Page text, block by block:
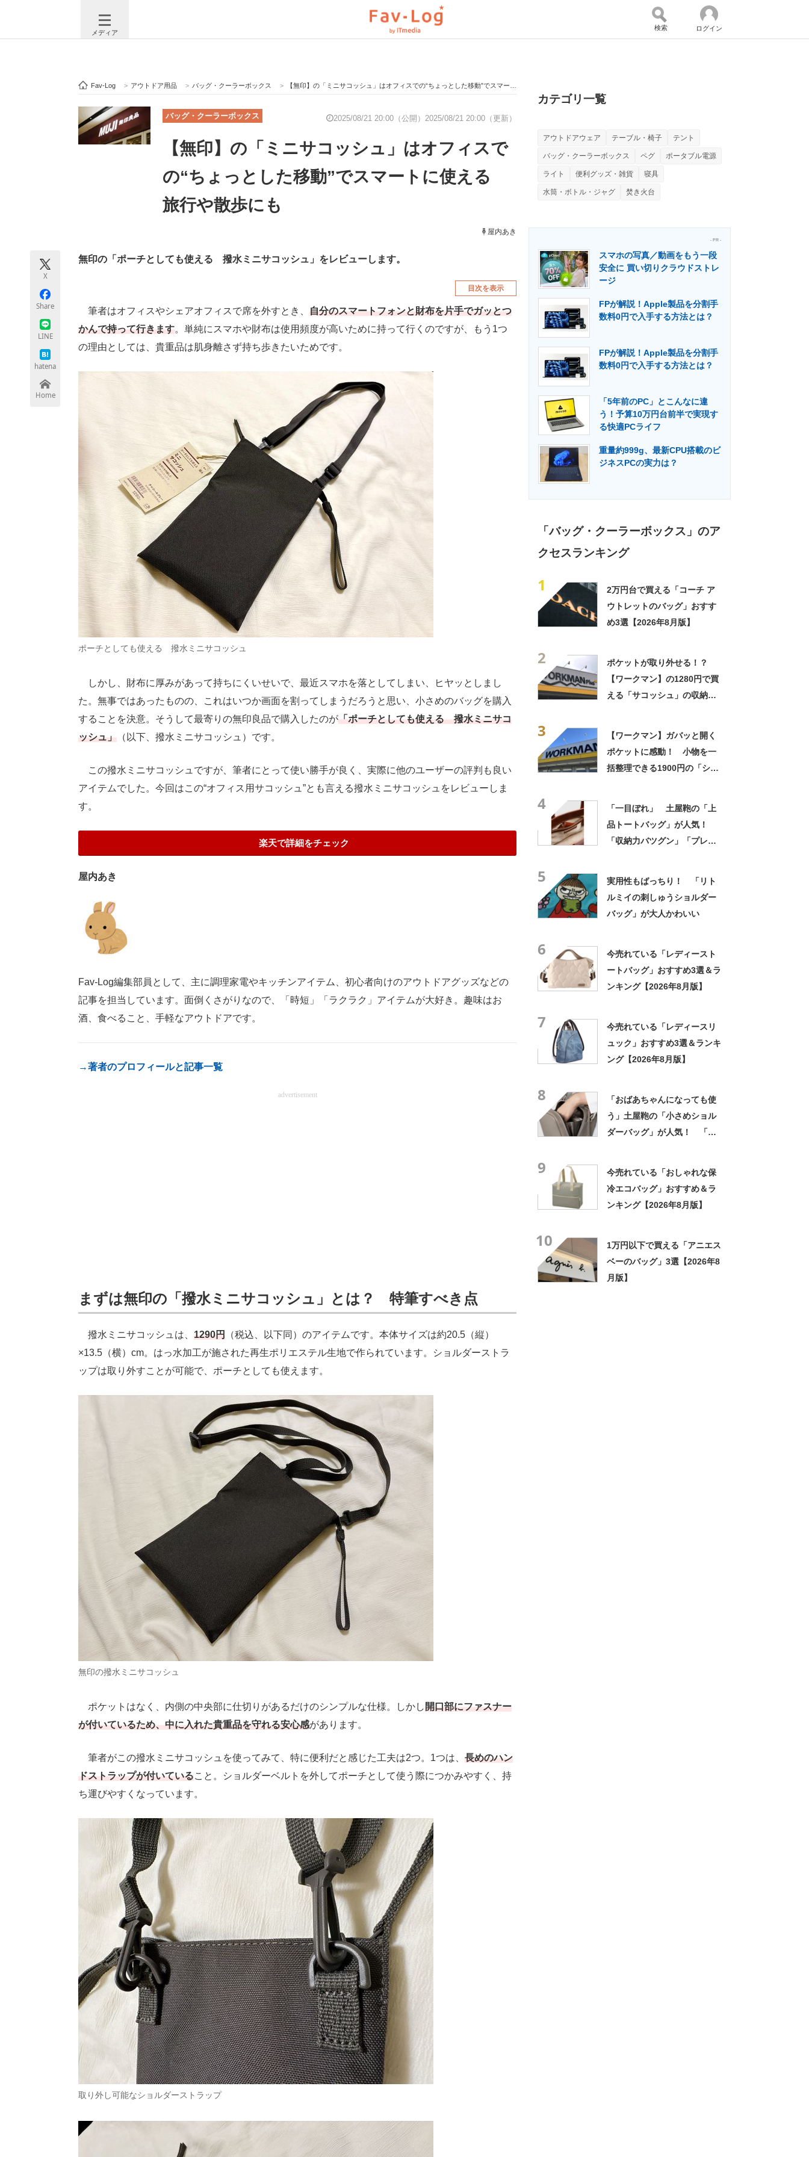
メディア
注目記事を集めた総合ページ ITの今と未来を見通す スマホと通信の最新トレンド 進化するPCとデバイスの未来
ビジネスと働き方のヒント AI活用のいまが分かる 企業ITのトレンドを詳説 経営リーダーのコミュニティ
ITエンジニア向け専門サイト 企業向けIT製品の総合サイト
モノづくり技術者専門サイト エレクトロニクス専門サイト 電子設計の基本と応用 エネルギーの専門メディア 建設×テクノロジーの最前線
ちょっと気になるネットの話題
検索 ログイン
Fav-Log > アウトドア用品 > バッグ・クーラーボックス > 【無印】の「ミニサコッシュ」はオフィスでの“ちょっとした移動”でスマートに使える 旅行や散歩にも
バッグ・クーラーボックス 2025/08/21 20:00（公開） 2025/08/21 20:00（更新）
【無印】の「ミニサコッシュ」はオフィスで
の“ちょっとした移動”でスマートに使える
旅行や散歩にも
屋内あき
X
Share
LINE
hatena
Home
無印の「ポーチとしても使える 撥水ミニサコッシュ」をレビューします。
目次を表示
筆者はオフィスやシェアオフィスで席を外すとき、 自分のスマートフォンと財布を片手でガッとつ
かんで持って行きます。単純にスマホや財布は使用頻度が高いために持って行くのですが、もう1つ
の理由としては、貴重品は肌身離さず持ち歩きたいためです。
ポーチとしても使える 撥水ミニサコッシュ
しかし、財布に厚みがあって持ちにくいせいで、最近スマホを落としてしまい、ヒヤッとしまし
た。無事ではあったものの、これはいつか画面を割ってしまうだろうと思い、小さめのバッグを購入
することを決意。そうして最寄りの無印良品で購入したのが「ポーチとしても使える 撥水ミニサコ
ッシュ」 （以下、撥水ミニサコッシュ）です。
この撥水ミニサコッシュですが、筆者にとって使い勝手が良く、実際に他のユーザーの評判も良い
アイテムでした。今回はこの“オフィス用サコッシュ”とも言える撥水ミニサコッシュをレビューしま
す。
楽天で詳細をチェック
屋内あき
Fav-Log編集部員として、主に調理家電やキッチンアイテム、初心者向けのアウトドアグッズなどの
記事を担当しています。面倒くさがりなので、「時短」「ラクラク」アイテムが大好き。趣味はお
酒、食べること、手軽なアウトドアです。
→著者のプロフィールと記事一覧
advertisement
まずは無印の「撥水ミニサコッシュ」とは？ 特筆すべき点
撥水ミニサコッシュは、 1290円 （税込、以下同）のアイテムです。本体サイズは約20.5（縦）
×13.5（横）cm。はっ水加工が施された再生ポリエステル生地で作られています。ショルダーストラ
ップは取り外すことが可能で、ポーチとしても使えます。
無印の撥水ミニサコッシュ
ポケットはなく、内側の中央部に仕切りがあるだけのシンプルな仕様。しかし開口部にファスナー
が付いているため、中に入れた貴重品を守れる安心感があります。
筆者がこの撥水ミニサコッシュを使ってみて、特に便利だと感じた工夫は2つ。1つは、 長めのハン
ドストラップが付いていること。ショルダーベルトを外してポーチとして使う際につかみやすく、持
ち運びやすくなっています。
取り外し可能なショルダーストラップ
カテゴリ一覧
アウトドアウェア テーブル・椅子 テント
バッグ・クーラーボックス ペグ ポータブル電源
ライト 便利グッズ・雑貨 寝具
水筒・ボトル・ジャグ 焚き火台
- PR -
スマホの写真／動画をもう一段
安全に 買い切りクラウドストレ
ージ
FPが解説！Apple製品を分割手
数料0円で入手する方法とは？
FPが解説！Apple製品を分割手
数料0円で入手する方法とは？
「5年前のPC」とこんなに違
う！予算10万円台前半で実現す
る快適PCライフ
重量約999g、最新CPU搭載のビ
ジネスPCの実力は？
「バッグ・クーラーボックス」のア
クセスランキング
1
2万円台で買える「コーチ ア
ウトレットのバッグ」おすす
め3選【2026年8月版】
2
ポケットが取り外せる！？
【ワークマン】の1280円で買
える「サコッシュ」の収納力
3
【ワークマン】ガバッと開く
ポケットに感動！ 小物を一
括整理できる1900円の「ショ
4
「一目ぼれ」 土屋鞄の「上
品トートバッグ」が人気！
「収納力バツグン」「プレゼ
5
実用性もばっちり！ 「リト
ルミイの刺しゅうショルダー
バッグ」が大人かわいい
6
今売れている「レディースト
ートバッグ」おすすめ3選＆ラ
ンキング【2026年8月版】
7
今売れている「レディースリ
ュック」おすすめ3選＆ランキ
ング【2026年8月版】
8
「おばあちゃんになっても使
う」土屋鞄の「小さめショル
ダーバッグ」が人気！ 「思
9
今売れている「おしゃれな保
冷エコバッグ」おすすめ＆ラ
ンキング【2026年8月版】
10
1万円以下で買える「アニエス
ベーのバッグ」3選【2026年8
月版】